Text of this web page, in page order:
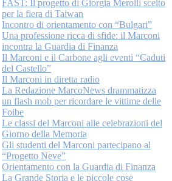
FAST: Il progetto di Giorgia Merolli scelto
per la fiera di Taiwan
Incontro di orientamento con “Bulgari”
Una professione ricca di sfide: il Marconi
incontra la Guardia di Finanza
Il Marconi e il Carbone agli eventi “Caduti
del Castello”
Il Marconi in diretta radio
La Redazione MarcoNews drammatizza
un flash mob per ricordare le vittime delle
Foibe
Le classi del Marconi alle celebrazioni del
Giorno della Memoria
Gli studenti del Marconi partecipano al
“Progetto Neve”
Orientamento con la Guardia di Finanza
La Grande Storia e le piccole cose